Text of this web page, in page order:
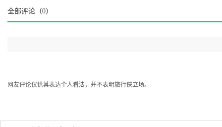
全部评论（0）
网友评论仅供其表达个人看法，并不表明旅行侠立场。